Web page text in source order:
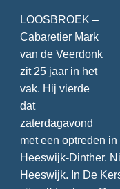
LOOSBROEK –
Cabaretier Mark
van de Veerdonk
zit 25 jaar in het
vak. Hij vierde
dat
zaterdagavond
met een optreden
Heeswijk-Dinther.
Heeswijk. In De